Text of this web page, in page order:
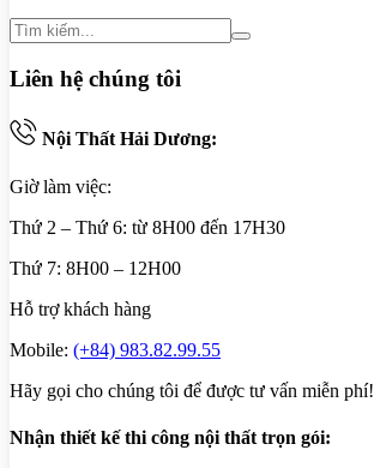
Liên hệ chúng tôi
Nội Thất Hải Dương:
Giờ làm việc:
Thứ 2 – Thứ 6: từ 8H00 đến 17H30
Thứ 7: 8H00 – 12H00
Hỗ trợ khách hàng
Mobile: (+84) 983.82.99.55
Hãy gọi cho chúng tôi để được tư vấn miễn phí!
Nhận thiết kế thi công nội thất trọn gói: